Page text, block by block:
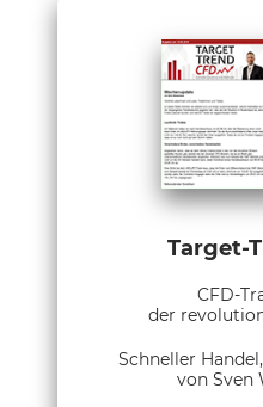
Target-
CFD-
der
Schneller
von Sven